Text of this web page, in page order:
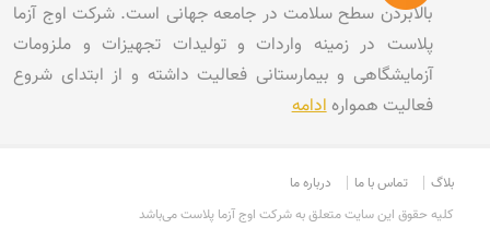
بالابردن سطح سلامت در جامعه جهانی است. شرکت اوج آزما
پلاست در زمینه واردات و تولیدات تجهیزات و ملزومات
آزمایشگاهی و بیمارستانی فعالیت داشته و از ابتدای شروع
فعالیت هموارهادامه
درباره ما تماس با ما
بلاگ
کليه حقوق اين سايت متعلق به شرکت اوج آزما پلاست می‌باشد